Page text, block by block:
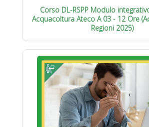
Corso DL-RSPP Modulo
Acquacoltura Ateco A 03 - 12 Ore
Regioni 2025)